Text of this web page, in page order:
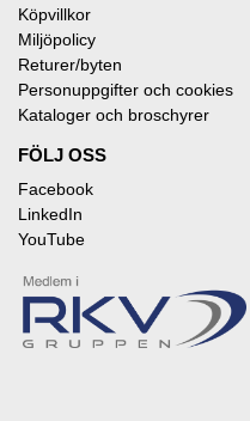
Köpvillkor
Miljöpolicy
Returer/byten
Personuppgifter och cookies
Kataloger och broschyrer
FÖLJ OSS
Facebook
LinkedIn
YouTube